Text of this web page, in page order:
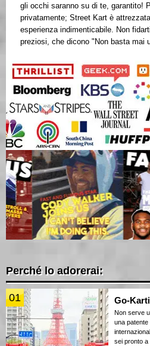
gli occhi saranno su di te, garantito!
privatamente; Street Kart è
esperienza indimenticabile. Non
preziosi, che dicono "Non basta mai
Perché lo adorerai:
01 Go-
Non serve
una
sei pronto